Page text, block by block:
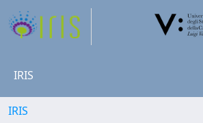
IRIS
IRIS